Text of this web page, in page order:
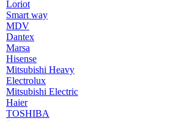
Loriot
Smart way
MDV
Dantex
Marsa
Hisense
Mitsubishi Heavy
Electrolux
Mitsubishi Electric
Haier
TOSHIBA